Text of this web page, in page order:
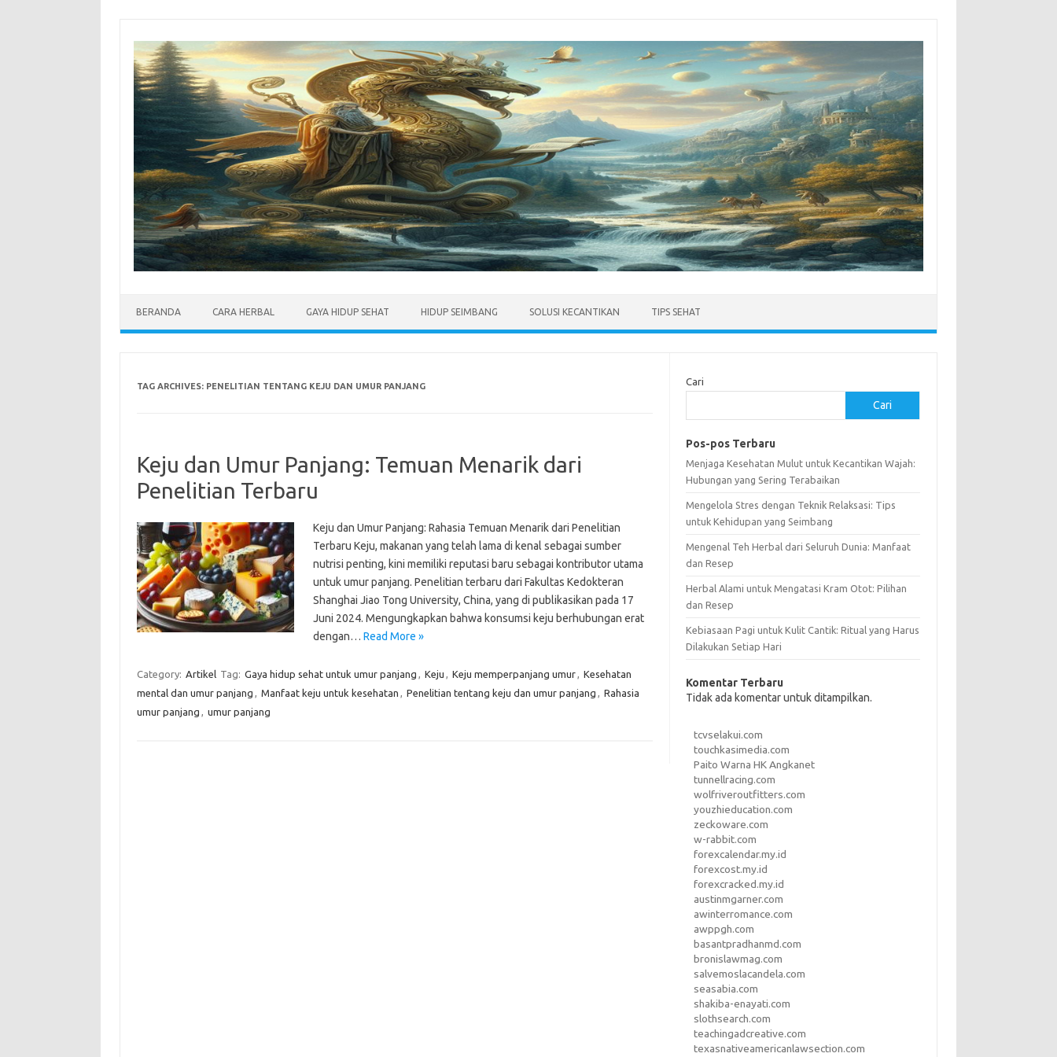
content
BERANDA CARA HERBAL GAYA HIDUP SEHAT HIDUP SEIMBANG SOLUSI KECANTIKAN TIPS SEHAT
TAG ARCHIVES: PENELITIAN TENTANG KEJU DAN UMUR PANJANG
Keju dan Umur Panjang: Temuan Menarik dari
Penelitian Terbaru
Keju dan Umur Panjang: Rahasia Temuan Menarik dari Penelitian
Terbaru Keju, makanan yang telah lama di kenal sebagai sumber
nutrisi penting, kini memiliki reputasi baru sebagai kontributor utama
untuk umur panjang. Penelitian terbaru dari Fakultas Kedokteran
Shanghai Jiao Tong University, China, yang di publikasikan pada 17
Juni 2024. Mengungkapkan bahwa konsumsi keju berhubungan erat
dengan… Read More »
Category: Artikel Tag: Gaya hidup sehat untuk umur panjang , Keju , Keju memperpanjang umur, Kesehatan
mental dan umur panjang , Manfaat keju untuk kesehatan , Penelitian tentang keju dan umur panjang , Rahasia
umur panjang , umur panjang
Cari
Cari
Pos-pos Terbaru
Menjaga Kesehatan Mulut untuk Kecantikan Wajah:
Hubungan yang Sering Terabaikan
Mengelola Stres dengan Teknik Relaksasi: Tips
untuk Kehidupan yang Seimbang
Mengenal Teh Herbal dari Seluruh Dunia: Manfaat
dan Resep
Herbal Alami untuk Mengatasi Kram Otot: Pilihan
dan Resep
Kebiasaan Pagi untuk Kulit Cantik: Ritual yang Harus
Dilakukan Setiap Hari
Komentar Terbaru
Tidak ada komentar untuk ditampilkan.
tcvselakui.com
touchkasimedia.com
Paito Warna HK Angkanet
tunnellracing.com
wolfriveroutfitters.com
youzhieducation.com
zeckoware.com
w-rabbit.com
forexcalendar.my.id
forexcost.my.id
forexcracked.my.id
austinmgarner.com
awinterromance.com
awppgh.com
basantpradhanmd.com
bronislawmag.com
salvemoslacandela.com
seasabia.com
shakiba-enayati.com
slothsearch.com
teachingadcreative.com
texasnativeamericanlawsection.com